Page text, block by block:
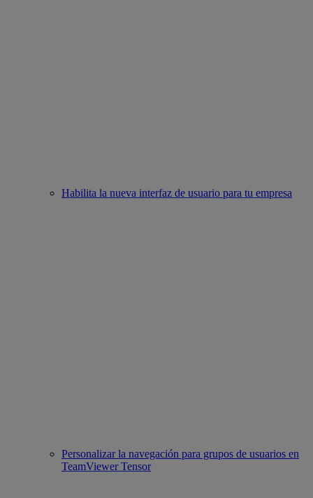
Habilita la nueva interfaz de usuario para tu empresa
Personalizar la navegación para grupos de usuarios en
TeamViewer Tensor